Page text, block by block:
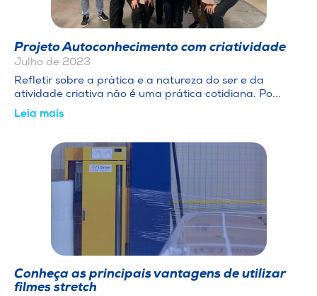
Projeto Autoconhecimento com criatividade
Julho de 2023
Refletir sobre a prática e a natureza do ser e da
atividade criativa não é uma prática cotidiana. Po...
Leia mais
Conheça as principais vantagens de utilizar
filmes stretch